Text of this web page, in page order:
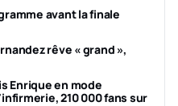
avant la finale
rêve « grand »,
Enrique en mode
210 000 fans sur